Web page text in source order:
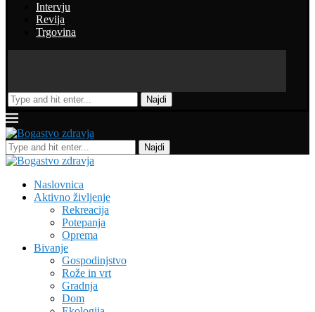
Intervju
Revija
Trgovina
Najdi
Najdi
Naslovnica
Aktivno življenje
Rekreacija
Potepanja
Oprema
Bivanje
Gospodinjstvo
Rože in vrt
Gradnja
Dom